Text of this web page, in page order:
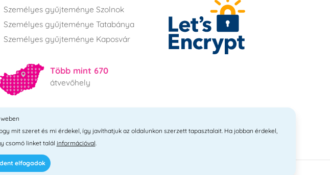
Személyes gyűjteménye Szolnok
Személyes gyűjteménye Tatabánya
Személyes gyűjteménye Kaposvár
Több mint 670
átvevőhely
Összes hely
választékSimplia
mit szeret és mi érdekel, így javíthatjuk az oldalunkon szerzett tapasztalait. Ha jobban érdekel,
csomó linket talál információval.
elfogadok